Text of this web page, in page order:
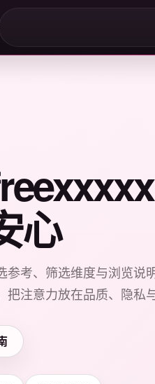
心
参考、筛选维度与浏览说
注意力放在品质、隐私